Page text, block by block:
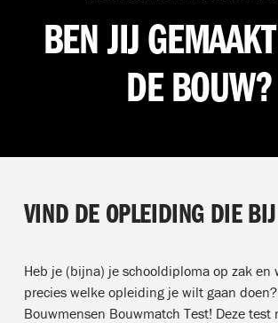
BEN JIJ
DE BOUW?
VIND DE OPLEIDING DIE
Heb je (bijna) je schooldiploma op zak en
precies welke opleiding je wilt gaan
Bouwmensen Bouwmatch Test! Deze test